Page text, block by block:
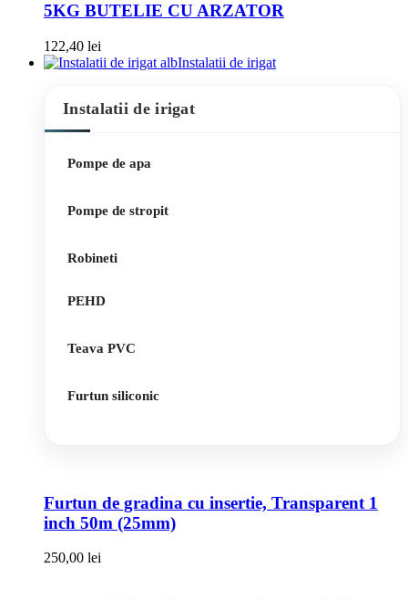
5KG BUTELIE CU ARZATOR
122,40 lei
Instalatii de irigat
Instalatii de irigat
Pompe de apa
Pompe de stropit
Robineti
PEHD
Teava PVC
Furtun siliconic
Furtun de gradina cu insertie, Transparent 1
inch 50m (25mm)
250,00 lei